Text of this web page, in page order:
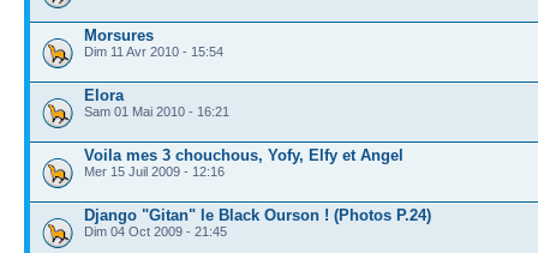
Morsures
Dim 11 Avr 2010 - 15:54
Elora
Sam 01 Mai 2010 - 16:21
Voila mes 3 chouchous, Yofy, Elfy et Angel
Mer 15 Juil 2009 - 12:16
Django "Gitan" le Black Ourson ! (Photos P.24)
Dim 04 Oct 2009 - 21:45